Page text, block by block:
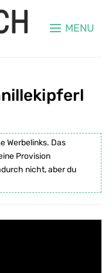
MENU
Werbelinks. Das
Provision
nicht, aber du